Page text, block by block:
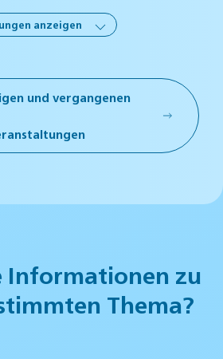
anzeigen
und vergangenen
Informationen zu
Thema?